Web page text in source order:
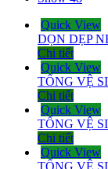
Quick View
DỌN DẸP
Chi tiết
Quick View
TỔNG VỆ
Chi tiết
Quick View
TỔNG VỆ
Chi tiết
Quick View
TỔNG VỆ